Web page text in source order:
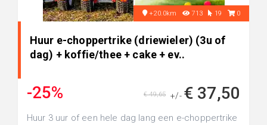
+20.0km 713 19 0
Huur e-choppertrike (driewieler) (3u of
dag) + koffie/thee + cake + ev..
-25% +/- € 37,50
€ 49,65
Huur 3 uur of een hele dag lang een e-choppertrike